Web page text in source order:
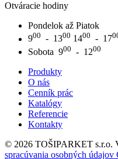
Otváracie hodiny
Pondelok až Piatok
900 - 1300 1400 - 17
Sobota 900 - 1200
Produkty
O nás
Cenník prác
Katalógy
Referencie
Kontakty
© 2026 TOŠIPARKET s.r.o.
spracúvania osobných údajov